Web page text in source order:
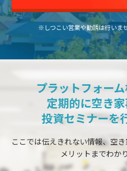
※しつこい営業や勧誘は行いま
プラットフォー
定期的に空き
投資セミナーを
ここでは伝えきれない情報、空
メリットまでわか